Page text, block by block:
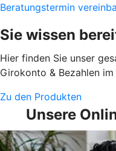
Beratungstermin
Sie wissen
Hier finden Sie unser
Girokonto & Bezahlen
Zu den Produkten
Unsere